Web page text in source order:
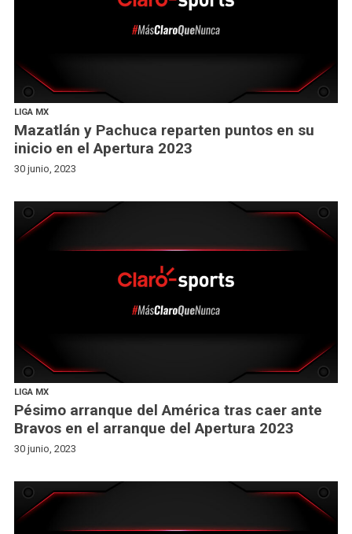
LIGA MX
Mazatlán y Pachuca reparten puntos en su
inicio en el Apertura 2023
30 junio, 2023
LIGA MX
Pésimo arranque del América tras caer ante
Bravos en el arranque del Apertura 2023
30 junio, 2023